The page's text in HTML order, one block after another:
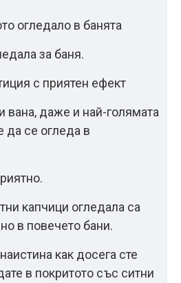
огледало в банята
за баня.
с приятен ефект
даже и най-голямата
да се огледа в
капчици огледала са
в повечето бани.
как досега сте
в покритото със ситни